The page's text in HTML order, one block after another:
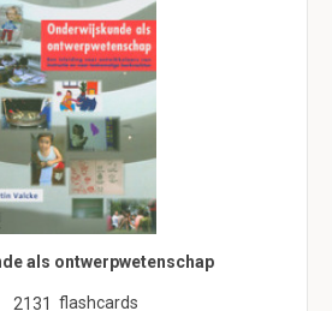
als ontwerpwetenschap
2131 flashcards